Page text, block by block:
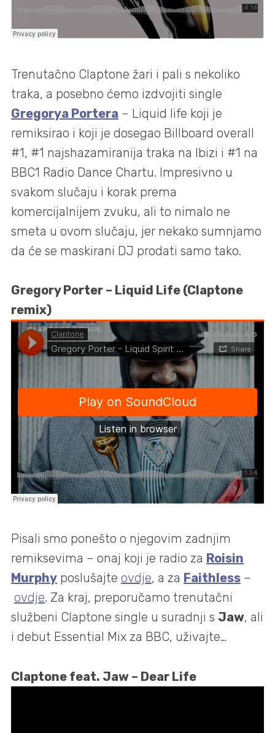
Trenutačno Claptone žari i pali s nekoliko
traka, a posebno ćemo izdvojiti single
Gregorya Portera – Liquid life koji je
remiksirao i koji je dosegao Billboard overall
#1, #1 najshazamiranija traka na Ibizi i #1 na
BBC1 Radio Dance Chartu. Impresivno u
svakom slučaju i korak prema
komercijalnijem zvuku, ali to nimalo ne
smeta u ovom slučaju, jer nekako sumnjamo
da će se maskirani DJ prodati samo tako.
Gregory Porter – Liquid Life (Claptone
remix)
Pisali smo ponešto o njegovim zadnjim
remiksevima – onaj koji je radio za Roisin
Murphy poslušajte ovdje, a za Faithless –
ovdje. Za kraj, preporučamo trenutačni
službeni Claptone single u suradnji s Jaw, ali
i debut Essential Mix za BBC, uživajte…
Claptone feat. Jaw – Dear Life